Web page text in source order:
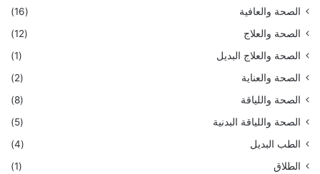
الصحة والعافية
(16)
الصحة والعلاج
(12)
الصحة والعلاج البديل
(1)
الصحة والعناية
(2)
الصحة واللياقة
(8)
الصحة واللياقة البدنية
(5)
الطب البديل
(4)
الطلاق
(1)